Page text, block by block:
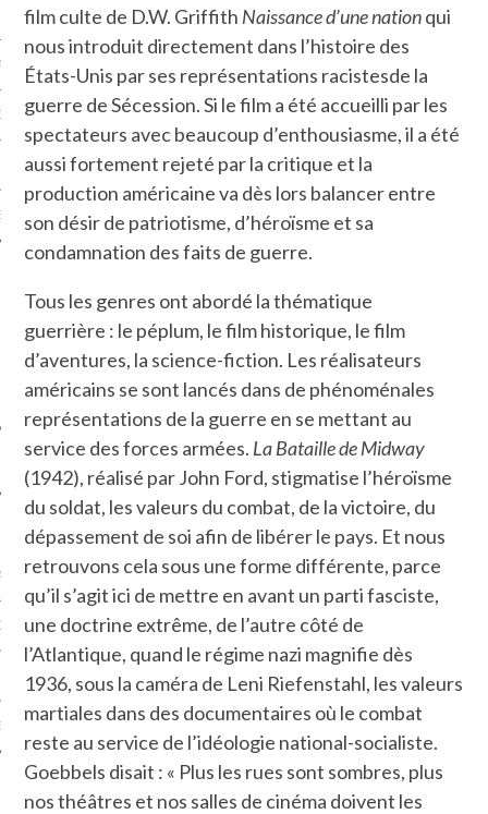
CARAVELLE
PODCAST
SUIVEZ-NOUS
CARAVELLE
CARAVELLE
PODCAST
film culte de D.W. Griffith Naissance d’une nationqui
nous introduit directement dans l’histoire des
États-Unis par ses représentations racistesde la
guerre de Sécession. Si le film a été accueilli par les
spectateurs avec beaucoup d’enthousiasme, il a été
aussi fortement rejeté par la critique et la
production américaine va dès lors balancer entre
son désir de patriotisme, d’héroïsme et sa
condamnation des faits de guerre.
Tous les genres ont abordé la thématique
guerrière : le péplum, le film historique, le film
d’aventures, la science-fiction. Les réalisateurs
américains se sont lancés dans de phénoménales
représentations de la guerre en se mettant au
service des forces armées. La Bataille de Midway
(1942), réalisé par John Ford, stigmatise l’héroïsme
du soldat, les valeurs du combat, de la victoire, du
dépassement de soi afin de libérer le pays. Et nous
retrouvons cela sous une forme différente, parce
qu’il s’agit ici de mettre en avant un parti fasciste,
une doctrine extrême, de l’autre côté de
l’Atlantique, quand le régime nazi magnifie dès
1936, sous la caméra de Leni Riefenstahl, les valeurs
martiales dans des documentaires où le combat
reste au service de l’idéologie national-socialiste.
Goebbels disait : « Plus les rues sont sombres, plus
nos théâtres et nos salles de cinéma doivent les